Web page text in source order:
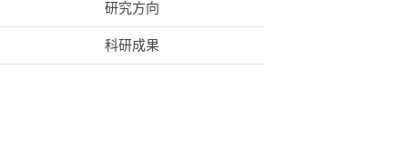
研究方向
科研成果